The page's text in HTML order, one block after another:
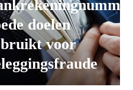
doelen
voor